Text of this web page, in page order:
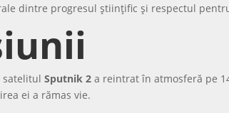
dintre progresul științific și respectul
satelitulSputnik 2 a reintrat în atmosferă pe
ei a rămas vie.